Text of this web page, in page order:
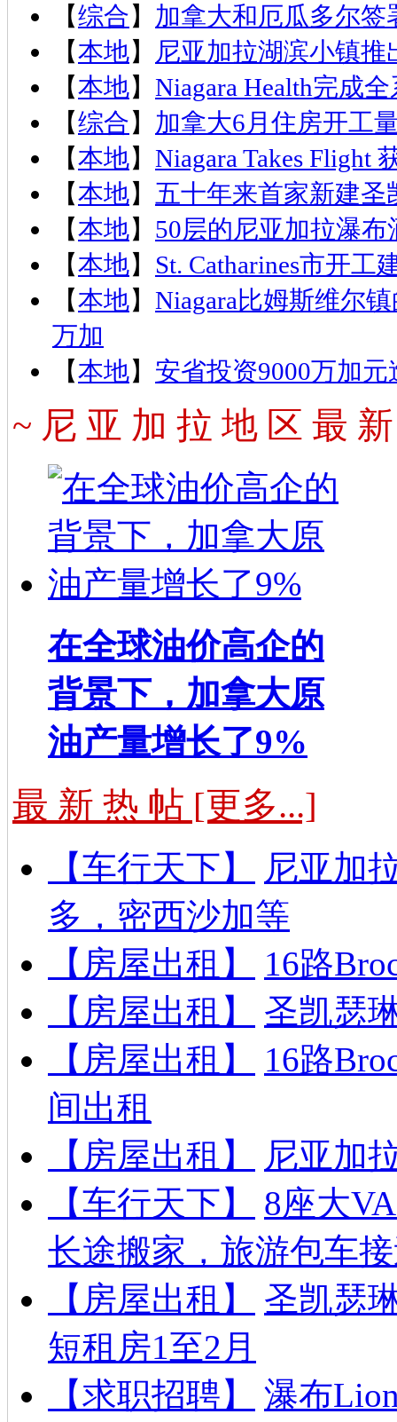
【综合】 加拿大和厄瓜多尔签
【本地】
尼亚加拉湖滨小镇
【本地】 Niagara Health完成
【综合】 加拿大6月住房开工
【本地】 Niagara Takes Flight
【本地】 五十年来首家新建
【本地】 50层的尼亚加拉瀑
【本地】 St. Catharines市开
【本地】 Niagara比姆斯维尔
万加
【本地】 安省投资9000万加
~ 尼 亚 加 拉 地 区 最
在全球油价高企的
背景下，加拿大原
油产量增长了9%
最 新 热 帖 [更多...]
【车行天下】
尼亚加
多，密西沙加等
【房屋出租】
16路
【房屋出租】
圣凯瑟
【房屋出租】
16路
间出租
【房屋出租】
尼亚加
【车行天下】
8座大
长途搬家，旅游包车
【房屋出租】
圣凯瑟
短租房1至2月
【求职招聘】
瀑布